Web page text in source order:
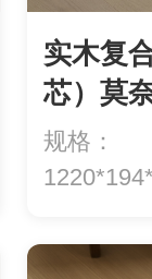
实木复
芯）莫
规格：